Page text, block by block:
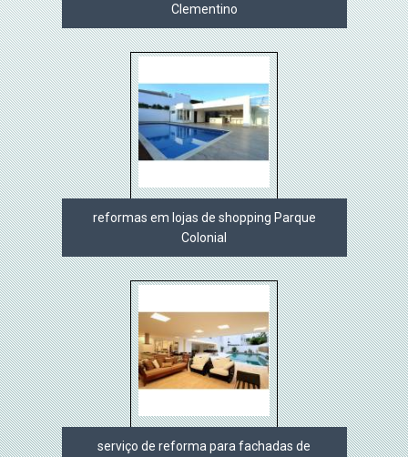
Clementino
reformas em lojas de shopping Parque
Colonial
serviço de reforma para fachadas de